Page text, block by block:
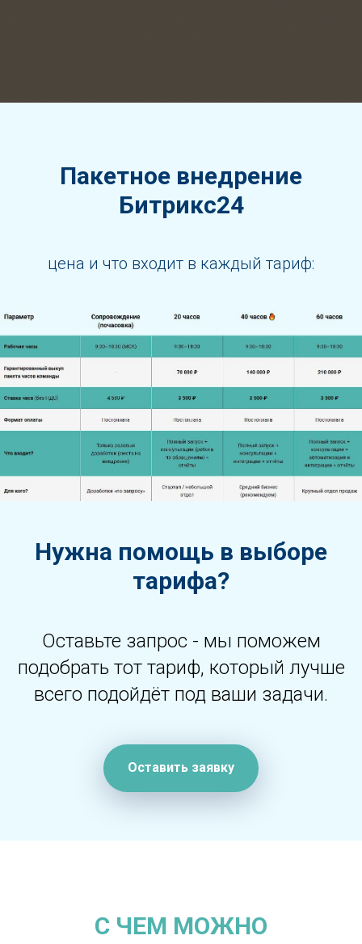
Пакетное внедрение
Битрикс24
цена и что входит в каждый тариф:
Нужна помощь в выборе
тарифа?
Оставьте запрос - мы поможем
подобрать тот тариф, который лучше
всего подойдёт под ваши задачи.
Оставить заявку
С ЧЕМ МОЖНО